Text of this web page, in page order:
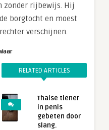
zonder rijbewijs. Hij
borgtocht en moest
verschijnen.
RELATED ARTICLES
Thaise tiener
in penis
gebeten door
slang.